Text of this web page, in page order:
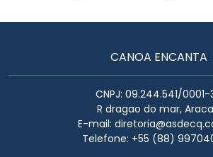
CANOA ENCANTA
CNPJ: 09.244.541/0001-
R dragao do mar,
E-mail:
Telefone: +55 (88)